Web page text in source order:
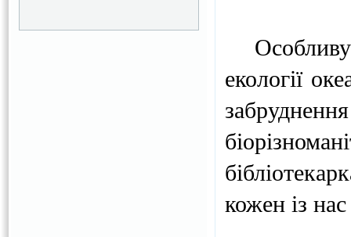
екології
кожен із